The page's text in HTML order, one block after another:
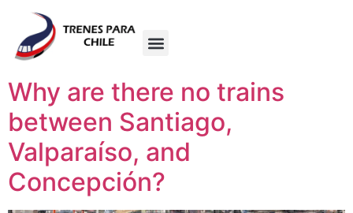
Why are there no trains
between Santiago,
Valparaíso, and
Concepción?